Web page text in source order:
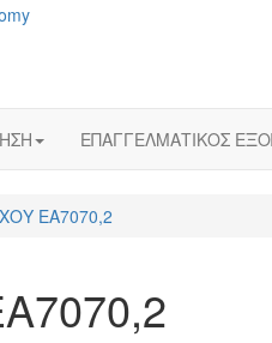
ΕΠΑΓΓΕΛΜΑΤΙΚΟΣ
ΕΑ7070,2